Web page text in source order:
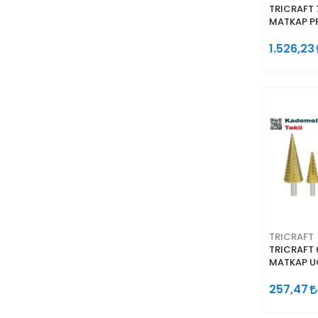
MATKAP
1.526,23
TRICRAFT
TRICRAFT
MATKAP
257,47